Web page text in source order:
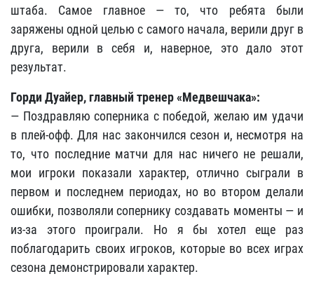
штаба. Самое главное — то, что ребята были
заряжены одной целью с самого начала, верили друг в
друга, верили в себя и, наверное, это дало этот
результат.
Горди Дуайер, главный тренер «Медвешчака»:
— Поздравляю соперника с победой, желаю им удачи
в плей-офф. Для нас закончился сезон и, несмотря на
то, что последние матчи для нас ничего не решали,
мои игроки показали характер, отлично сыграли в
первом и последнем периодах, но во втором делали
ошибки, позволяли сопернику создавать моменты — и
из-за этого проиграли. Но я бы хотел еще раз
поблагодарить своих игроков, которые во всех играх
сезона демонстрировали характер.